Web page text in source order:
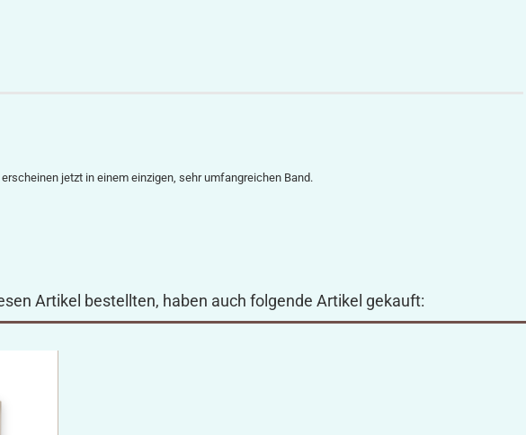
jetzt in einem einzigen, sehr umfangreichen Band.
Artikel bestellten, haben auch folgende Artikel gekauft: